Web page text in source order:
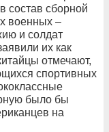
состав сборной
военных –
и солдат
их как
отмечают,
спортивных
было бы
на